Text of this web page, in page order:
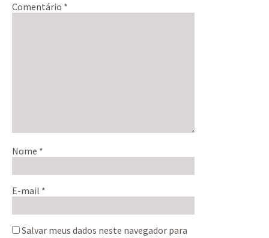
Comentário *
Nome *
E-mail *
Salvar meus dados neste navegador para